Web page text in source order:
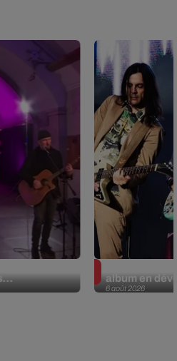
6 août 2026
album en